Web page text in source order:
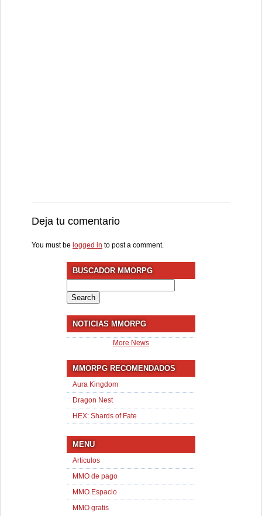
Deja tu comentario
You must be logged in to post a comment.
BUSCADOR MMORPG
for:
NOTICIAS MMORPG
More News
MMORPG RECOMENDADOS
Aura Kingdom
Dragon Nest
HEX: Shards of Fate
MENU
Articulos
MMO de pago
MMO Espacio
MMO gratis